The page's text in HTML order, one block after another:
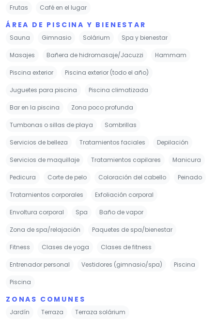
Frutas Café en el lugar
ÁREA DE PISCINA Y BIENESTAR
Sauna Gimnasio Solárium Spa y bienestar
Masajes Bañera de hidromasaje/Jacuzzi Hammam
Piscina exterior Piscina exterior (todo el año)
Juguetes para piscina Piscina climatizada
Bar en la piscina Zona poco profunda
Tumbonas o sillas de playa Sombrillas
Servicios de belleza Tratamientos faciales Depilación
Servicios de maquillaje Tratamientos capilares Manicura
Pedicura Corte de pelo Coloración del cabello Peinado
Tratamientos corporales Exfoliación corporal
Envoltura corporal Spa Baño de vapor
Zona de spa/relajación Paquetes de spa/bienestar
Fitness Clases de yoga Clases de fitness
Entrenador personal Vestidores (gimnasio/spa) Piscina
Piscina
ZONAS COMUNES
Jardín Terraza Terraza solárium